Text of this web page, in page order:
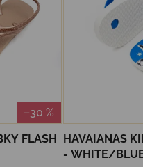
–30 %
FLASH HAVAIANAS
- WHITE/